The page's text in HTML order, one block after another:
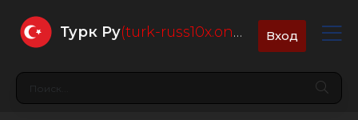
Турк Ру(turk-russ10x.online) Вход